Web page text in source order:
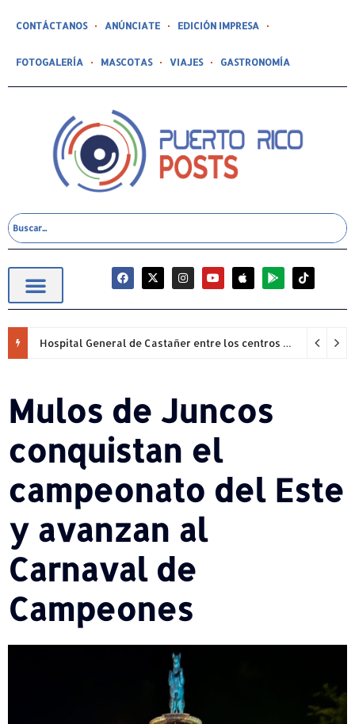
CONTÁCTANOS ANÚNCIATE EDICIÓN IMPRESA
FOTOGALERÍA MASCOTAS VIAJES GASTRONOMÍA
Hospital General de Castañer entre los centros de salud comunitarios con mejor desempeño clínico de Estados Unidos
Mulos de Juncos
conquistan el
campeonato del Este
y avanzan al
Carnaval de
Campeones